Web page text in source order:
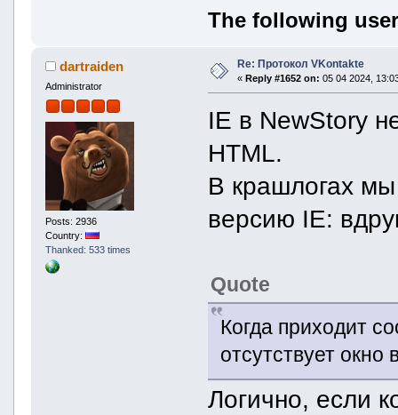
The following
dartraiden
Administrator
Posts: 2936
Country:
Thanked: 533 times
Re: Протокол VKontakte
« Reply #1652 on: 05 04 2024,
IE в NewStory
HTML.
В крашлогах
версию IE:
Quote
Когда приходит
отсутствует окно
Логично, если